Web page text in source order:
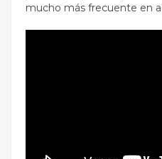
mucho más frecuente en